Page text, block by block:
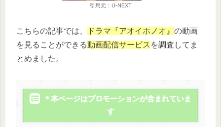
引用元：U-NEXT
こちらの記事では、 ドラマ『アオイホノオ』 の動画
を見ることができる動画配信サービス を調査してま
とめました。
＊本ページはプロモーションが含まれていま
す